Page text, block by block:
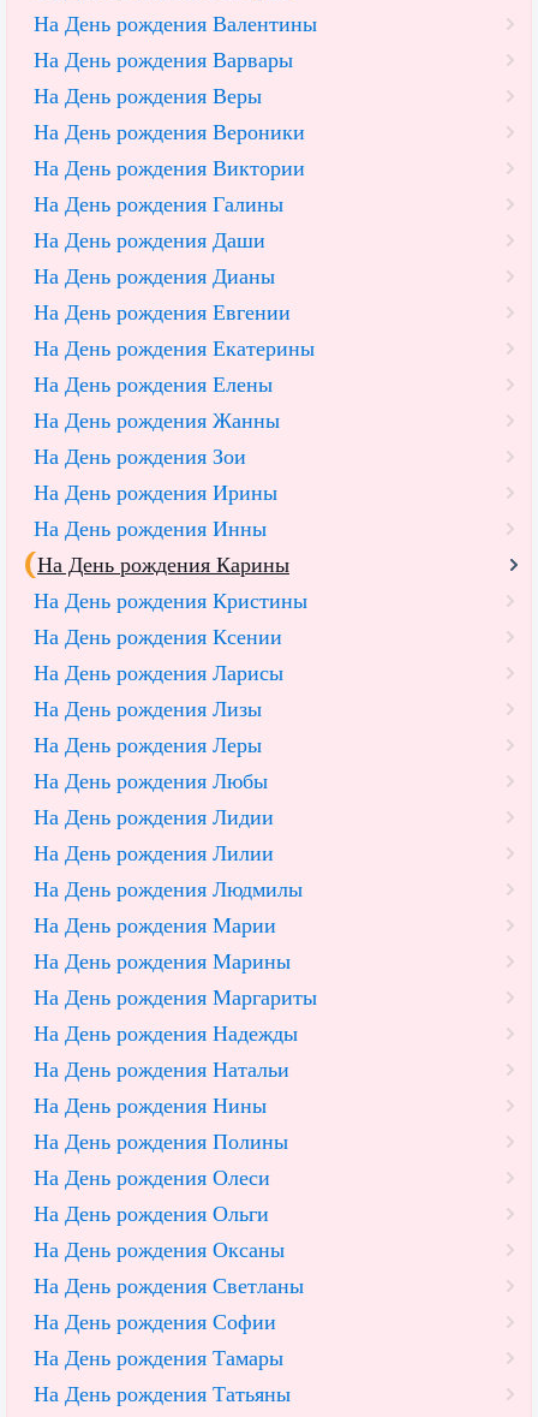
На День рождения Валентины
На День рождения Варвары
На День рождения Веры
На День рождения Вероники
На День рождения Виктории
На День рождения Галины
На День рождения Даши
На День рождения Дианы
На День рождения Евгении
На День рождения Екатерины
На День рождения Елены
На День рождения Жанны
На День рождения Зои
На День рождения Ирины
На День рождения Инны
На День рождения Карины
На День рождения Кристины
На День рождения Ксении
На День рождения Ларисы
На День рождения Лизы
На День рождения Леры
На День рождения Любы
На День рождения Лидии
На День рождения Лилии
На День рождения Людмилы
На День рождения Марии
На День рождения Марины
На День рождения Маргариты
На День рождения Надежды
На День рождения Натальи
На День рождения Нины
На День рождения Полины
На День рождения Олеси
На День рождения Ольги
На День рождения Оксаны
На День рождения Светланы
На День рождения Софии
На День рождения Тамары
На День рождения Татьяны